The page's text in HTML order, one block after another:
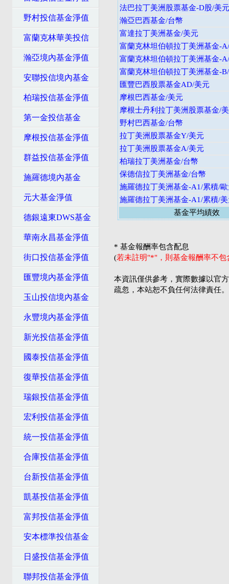
野村投信基金淨值
富蘭克林華美投信
瀚亞境內基金淨值
安聯投信境內基金
柏瑞投信基金淨值
第一金投信基金
摩根投信基金淨值
群益投信基金淨值
施羅德境內基金
元大基金淨值
德銀遠東DWS基金
華南永昌基金淨值
街口投信基金淨值
匯豐境內基金淨值
玉山投信境內基金
永豐境內基金淨值
新光投信基金淨值
國泰投信基金淨值
復華投信基金淨值
瑞銀投信基金淨值
宏利投信基金淨值
統一投信基金淨值
合庫投信基金淨值
台新投信基金淨值
凱基投信基金淨值
富邦投信基金淨值
安本標準投信基金
日盛投信基金淨值
聯邦投信基金淨值
法巴拉丁美洲股票基金-D股/美元
瀚亞巴西基金/台幣
富達拉丁美洲基金/美元
富蘭克林坦伯頓拉丁美洲基金-
富蘭克林坦伯頓拉丁美洲基金-
富蘭克林坦伯頓拉丁美洲基金-
匯豐巴西股票基金AD/美元
摩根巴西基金/美元
摩根士丹利拉丁美洲股票基金/
野村巴西基金/台幣
拉丁美洲股票基金Y/美元
拉丁美洲股票基金A/美元
柏瑞拉丁美洲基金/台幣
保德信拉丁美洲基金/台幣
施羅德拉丁美洲基金-A1/累積/
施羅德拉丁美洲基金-A1/累積/
基金平均績效
* 基金報酬率包含配息
(若未註明"*"，則基金報酬率不
本資訊僅供參考，實際數據以官
疏忽，本站恕不負任何法律責任。